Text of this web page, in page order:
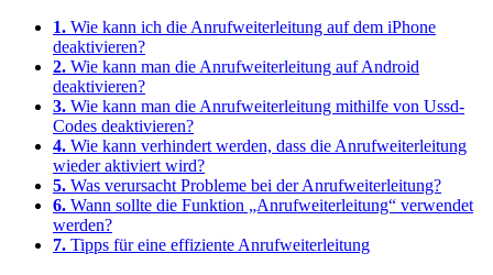
1. Wie kann ich die Anrufweiterleitung auf dem iPhone
deaktivieren?
2. Wie kann man die Anrufweiterleitung auf Android
deaktivieren?
3. Wie kann man die Anrufweiterleitung mithilfe von Ussd-
Codes deaktivieren?
4. Wie kann verhindert werden, dass die Anrufweiterleitung
wieder aktiviert wird?
5. Was verursacht Probleme bei der Anrufweiterleitung?
6. Wann sollte die Funktion „Anrufweiterleitung“ verwendet
werden?
7. Tipps für eine effiziente Anrufweiterleitung